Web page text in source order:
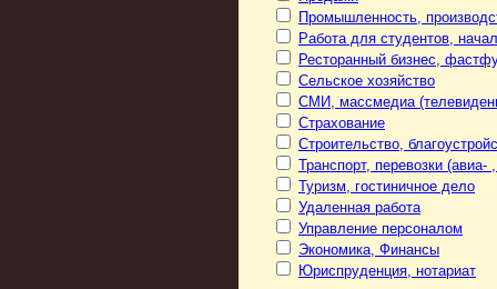
Промышленность,
Работа для студентов,
Ресторанный бизнес,
Сельское хозяйство
СМИ, массмедиа
Страхование
Строительство,
Транспорт, перевозки (авиа-
Туризм, гостиничное дело
Удаленная работа
Управление персоналом
Экономика, Финансы
Юриспруденция, нотариат